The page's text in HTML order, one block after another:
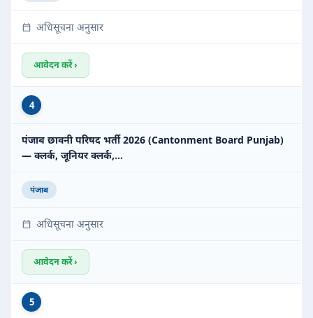
अधिसूचना अनुसार
आवेदन करें ›
4
पंजाब छावनी परिषद भर्ती 2026 (Cantonment Board Punjab)
— क्लर्क, जूनियर क्लर्क,…
पंजाब
अधिसूचना अनुसार
आवेदन करें ›
5